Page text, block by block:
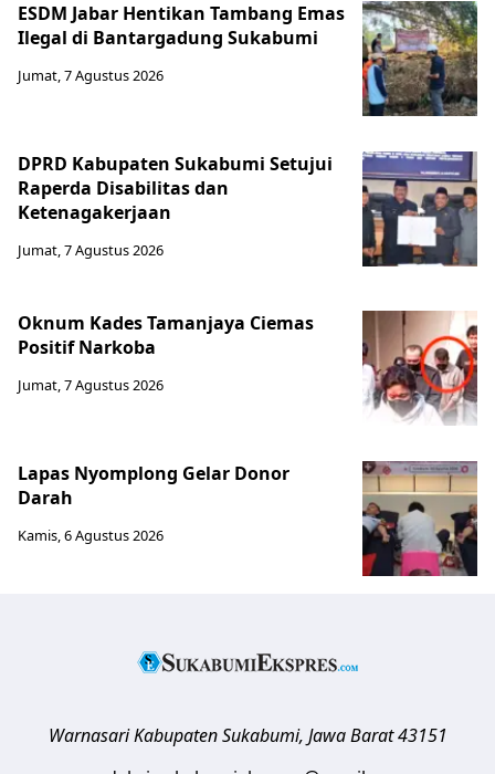
ESDM Jabar Hentikan Tambang Emas
Ilegal di Bantargadung Sukabumi
Jumat, 7 Agustus 2026
DPRD Kabupaten Sukabumi Setujui
Raperda Disabilitas dan
Ketenagakerjaan
Jumat, 7 Agustus 2026
Oknum Kades Tamanjaya Ciemas
Positif Narkoba
Jumat, 7 Agustus 2026
Lapas Nyomplong Gelar Donor
Darah
Kamis, 6 Agustus 2026
Warnasari Kabupaten Sukabumi, Jawa Barat 43151